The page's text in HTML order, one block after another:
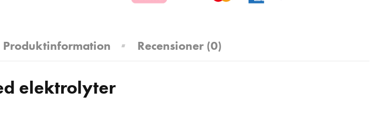
Produktinformation Recensioner (0)
elektrolyter